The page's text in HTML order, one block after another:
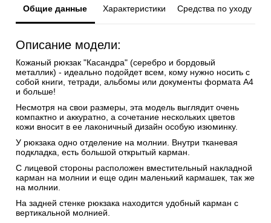
Общие данные Характеристики Средства по уходу
Описание модели:
Кожаный рюкзак "Касандра" (серебро и бордовый
металлик) - идеально подойдет всем, кому нужно носить с
собой книги, тетради, альбомы или документы формата А4
и больше!
Несмотря на свои размеры, эта модель выглядит очень
компактно и аккуратно, а сочетание нескольких цветов
кожи вносит в ее лаконичный дизайн особую изюминку.
У рюкзака одно отделение на молнии. Внутри тканевая
подкладка, есть большой открытый карман.
С лицевой стороны расположен вместительный накладной
карман на молнии и еще один маленький кармашек, так же
на молнии.
На задней стенке рюкзака находится удобный карман с
вертикальной молнией.